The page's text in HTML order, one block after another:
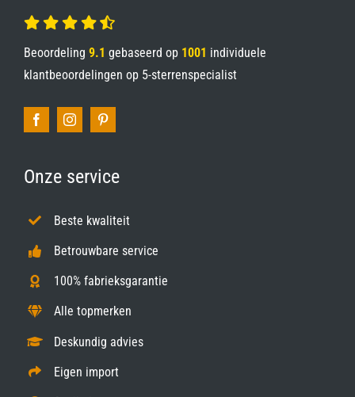
Beoordeling 9.1 gebaseerd op 1001 individuele
klantbeoordelingen op 5-sterrenspecialist
Onze service
Beste kwaliteit
Betrouwbare service
100% fabrieksgarantie
Alle topmerken
Deskundig advies
Eigen import